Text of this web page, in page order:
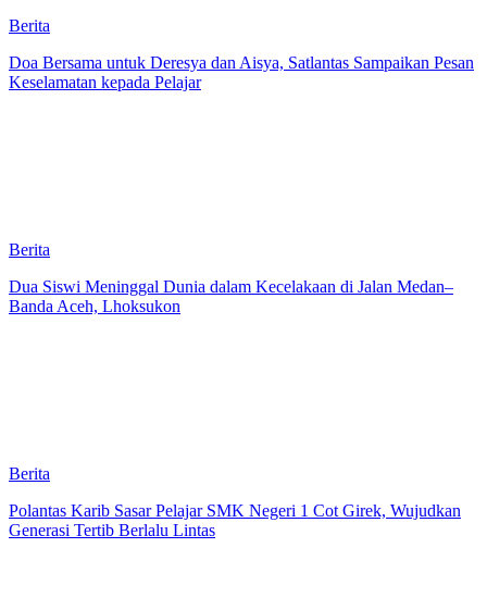
Berita
Doa Bersama untuk Deresya dan Aisya, Satlantas Sampaikan Pesan
Keselamatan kepada Pelajar
Berita
Dua Siswi Meninggal Dunia dalam Kecelakaan di Jalan Medan–
Banda Aceh, Lhoksukon
Berita
Polantas Karib Sasar Pelajar SMK Negeri 1 Cot Girek, Wujudkan
Generasi Tertib Berlalu Lintas